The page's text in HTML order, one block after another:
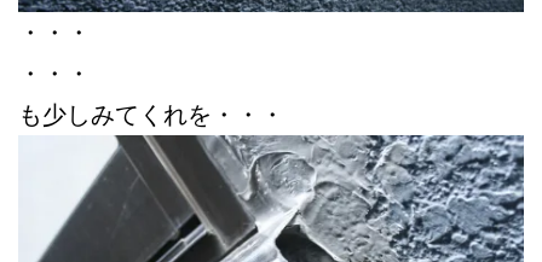
・・・
・・・
も少しみてくれを・・・